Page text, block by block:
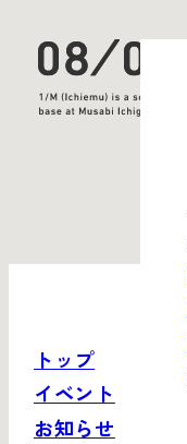
トップ
イベント
お知らせ